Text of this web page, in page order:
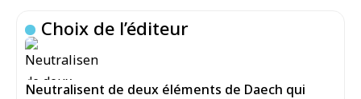
Choix de l’éditeur
Neutralisent de deux éléments de Daech qui